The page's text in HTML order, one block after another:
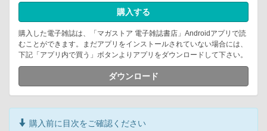
購入する
購入した電子雑誌は、「マガストア 電子雑誌書店」Androidアプリで読
むことができます。まだアプリをインストールされていない場合には、
下記「アプリ内で買う」ボタンよりアプリをダウンロードして下さい。
ダウンロード
購入前に目次をご確認ください